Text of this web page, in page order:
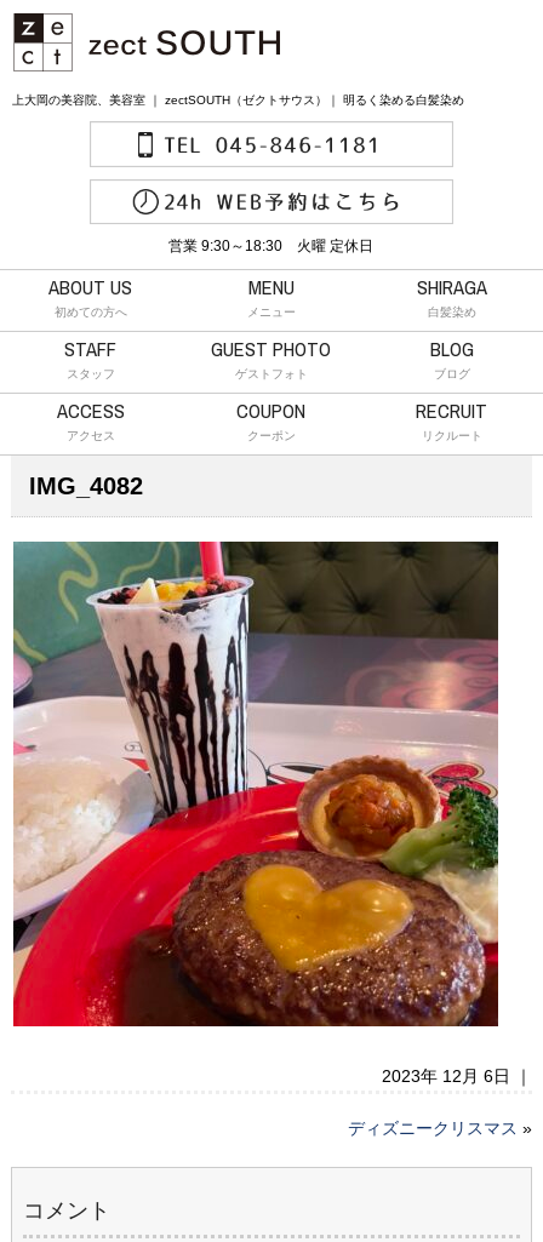
上大岡の美容院、美容室 ｜ zectSOUTH（ゼクトサウス）｜ 明るく染める白髪染め
営業 9:30～18:30 火曜 定休日
ABOUT US
初めての方へ
MENU
メニュー
SHIRAGA
白髪染め
STAFF
スタッフ
GUEST PHOTO
ゲストフォト
BLOG
ブログ
ACCESS
アクセス
COUPON
クーポン
RECRUIT
リクルート
IMG_4082
2023年 12月 6日 ｜
ディズニークリスマス »
コメント